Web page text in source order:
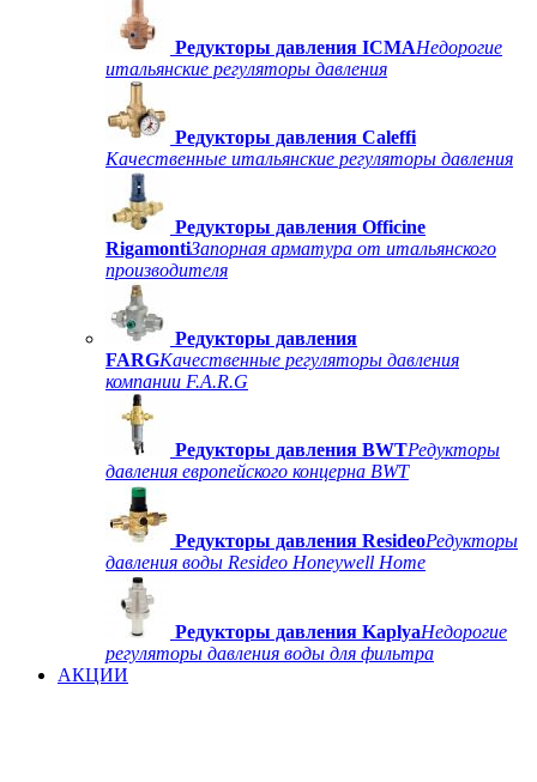
Редукторы давления ICMAНедорогие
итальянские регуляторы давления
Редукторы давления Caleffi
Качественные итальянские регуляторы давления
Редукторы давления Officine
RigamontiЗапорная арматура от итальянского
производителя
Редукторы давления
FARGКачественные регуляторы давления
компании F.A.R.G
Редукторы давления BWTРедукторы
давления европейского концерна BWT
Редукторы давления ResideoРедукторы
давления воды Resideo Honeywell Home
Редукторы давления KaplyaНедорогие
регуляторы давления воды для фильтра
АКЦИИ